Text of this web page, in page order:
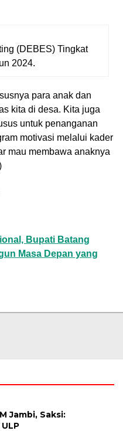
(DEBES) Tingkat
2024.
para anak dan
kita di desa. Kita juga
untuk penanganan
motivasi melalui kader
mau membawa anaknya
Bupati Batang
Masa Depan yang
Jambi, Saksi: